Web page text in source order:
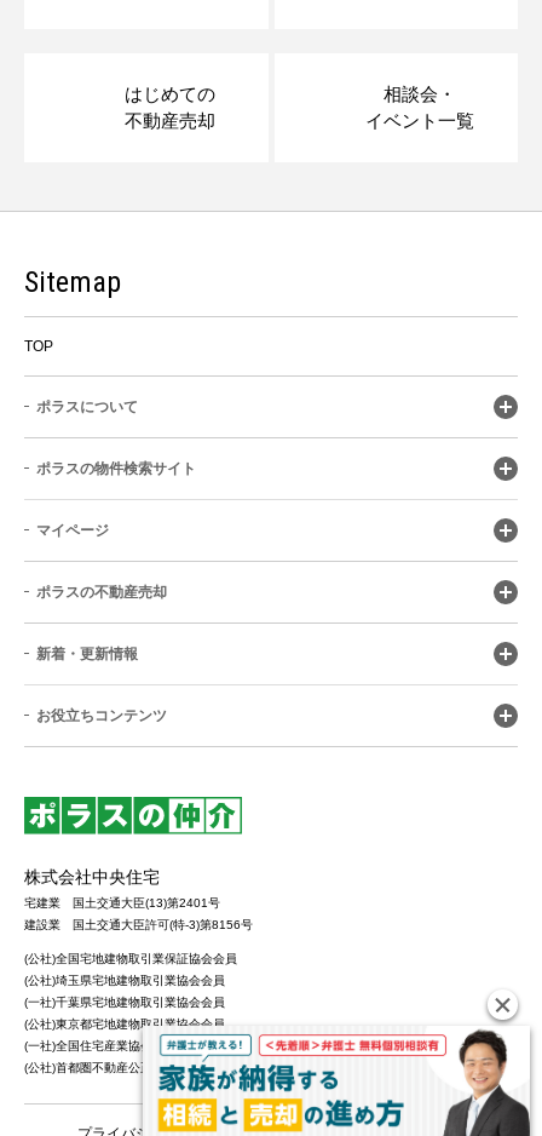
はじめての
不動産売却
相談会・
イベント一覧
Sitemap
TOP
ポラスについて
ポラスの物件検索サイト
マイページ
ポラスの不動産売却
新着・更新情報
お役立ちコンテンツ
株式会社中央住宅
宅建業 国土交通大臣(13)第2401号
建設業 国土交通大臣許可(特-3)第8156号
(公社)全国宅地建物取引業保証協会会員
(公社)埼玉県宅地建物取引業協会会員
(一社)千葉県宅地建物取引業協会会員
(公社)東京都宅地建物取引業協会会員
(一社)全国住宅産業協会会員
(公社)首都圏不動産公正取引協議会加盟